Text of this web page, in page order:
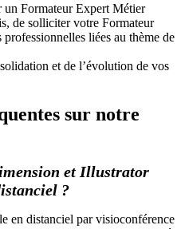
Formateur Expert Métier
de solliciter votre Formateur
liées au thème de
et de l’évolution de vos
sur notre
et Illustrator
?
en distanciel par visioconférence